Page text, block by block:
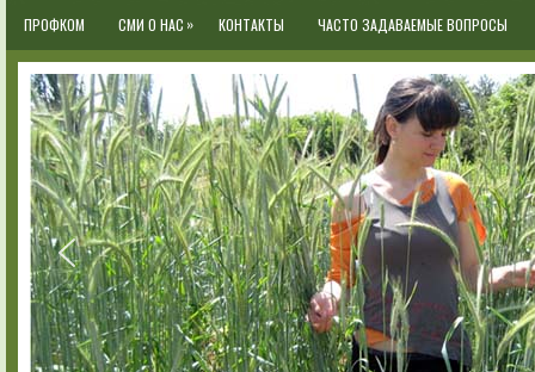
ПРОФКОМ СМИ О НАС » КОНТАКТЫ ЧАСТО ЗАДАВАЕМЫЕ ВОПРОСЫ